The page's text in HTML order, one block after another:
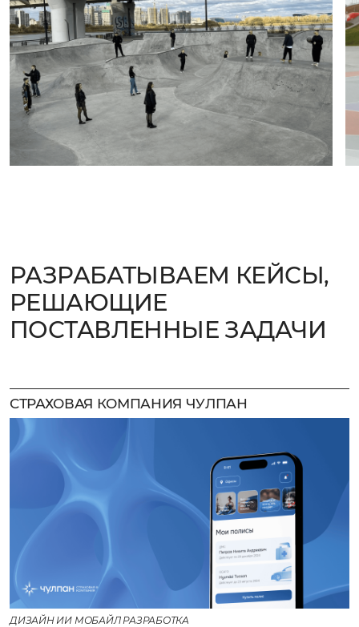
РАЗРАБАТЫВАЕМ КЕЙСЫ,
РЕШАЮЩИЕ
ПОСТАВЛЕННЫЕ ЗАДАЧИ
СТРАХОВАЯ КОМПАНИЯ ЧУЛПАН
ДИЗАЙН ИИ МОБАЙЛ РАЗРАБОТКА